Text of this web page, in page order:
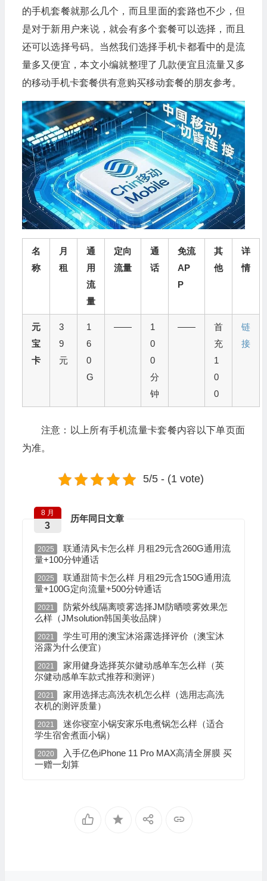
的手机套餐就那么几个，而且里面的套路也不少，但
是对于新用户来说，就会有多个套餐可以选择，而且
还可以选择号码。当然我们选择手机卡都看中的是流
量多又便宜，本文小编就整理了几款便宜且流量又多
的移动手机卡套餐供有意购买移动套餐的朋友参考。
名
称
月
租
通
用
流
量
定向
流量
通
话
免流
AP
P
其
他
详
情
元
宝
卡
3
9
元
1
6
0
G
——
1
0
0
分
钟
——
首
充
1
0
0
链
接
注意：以上所有手机流量卡套餐内容以下单页面
为准。
5/5 - (1 vote)
历年同日文章
8 月
3
2025
联通清风卡怎么样 月租29元含260G通用流
量+100分钟通话
2025
联通甜筒卡怎么样 月租29元含150G通用流
量+100G定向流量+500分钟通话
2021
防紫外线隔离喷雾选择JM防晒喷雾效果怎
么样（JMsolution韩国美妆品牌）
2021
学生可用的澳宝沐浴露选择评价（澳宝沐
浴露为什么便宜）
2021
家用健身选择英尔健动感单车怎么样（英
尔健动感单车款式推荐和测评）
2021
家用选择志高洗衣机怎么样（选用志高洗
衣机的测评质量）
2021
迷你寝室小锅安家乐电煮锅怎么样（适合
学生宿舍煮面小锅）
2020
入手亿色iPhone 11 Pro MAX高清全屏膜 买
一赠一划算